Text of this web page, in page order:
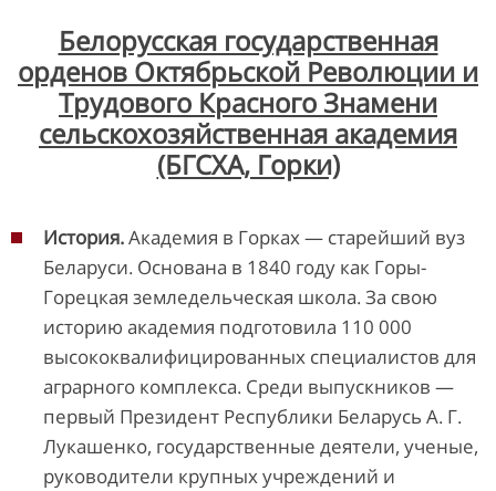
Белорусская государственная
орденов Октябрьской Революции и
Трудового Красного Знамени
сельскохозяйственная академия
(БГСХА, Горки)
История.Академия в Горках — старейший вуз
Беларуси. Основана в 1840 году как Горы-
Горецкая земледельческая школа. За свою
историю академия подготовила 110 000
высококвалифицированных специалистов для
аграрного комплекса. Среди выпускников —
первый Президент Республики Беларусь А. Г.
Лукашенко, государственные деятели, ученые,
руководители крупных учреждений и